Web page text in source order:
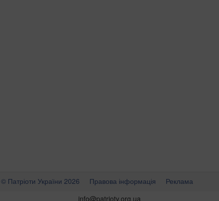
© Патріоти України 2026 Правова інформація
Реклама
info@patrioty.org.ua